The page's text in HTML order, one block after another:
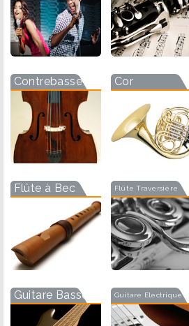
Contrebasse Cor
Flûte à Bec Flûte Traversière
Guitare Basse Guitare Electrique